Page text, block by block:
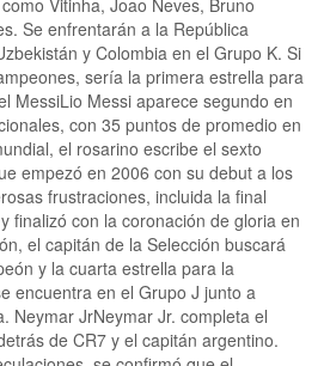
Se enfrentarán a la República
y Colombia en el Grupo K. Si
sería la primera estrella para
MessiLio Messi aparece segundo en
con 35 puntos de promedio en
el rosarino escribe el sexto
empezó en 2006 con su debut a los
frustraciones, incluida la final
finalizó con la coronación de gloria en
el capitán de la Selección buscará
y la cuarta estrella para la
encuentra en el Grupo J junto a
Neymar JrNeymar Jr. completa el
de CR7 y el capitán argentino.